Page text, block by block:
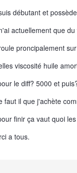
débutant et
actuellement que
proncipalement
viscosité huile
le diff? 5000 et
faut il que j'achète
finir ça vaut quoi
a tous.